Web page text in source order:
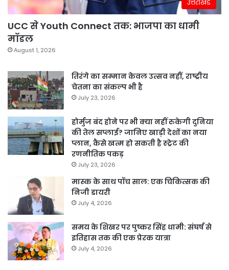
उत्तराखंड
UCC से Youth Connect तक: भाजपा का धामी
मॉडल
August 1, 2026
तिरंगे का सम्मान केवल उत्सव नहीं, राष्ट्रीय
चेतना का संकल्प भी है
July 23, 2026
होर्मुज बंद होने पर भी क्या नहीं रुकेगी दुनिया
की तेल सप्लाई? जानिए खाड़ी देशों का नया
प्लान, कैसे खत्म हो सकती है स्ट्रेट की
रणनीतिक पकड़
July 23, 2026
मास्क के साथ पॉच साल: एक चिकित्सक की
निजी डायरी
July 4, 2026
समय के शिखर पर पुष्कर सिंह धामी: संघर्ष से
इतिहास तक की एक प्रेरक यात्रा
July 4, 2026